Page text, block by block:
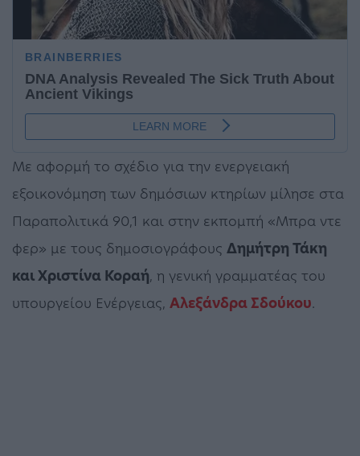
Με αφορμή το σχέδιο για την ενεργειακή
εξοικονόμηση των δημόσιων κτηρίων μίλησε στα
Παραπολιτικά 90,1 και στην εκπομπή «Μπρα ντε
φερ» με τους δημοσιογράφους Δημήτρη Τάκη
και Χριστίνα Κοραή, η γενική γραμματέας του
υπουργείου Ενέργειας, Αλεξάνδρα Σδούκου.